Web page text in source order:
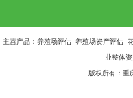
主营产品：养殖场评估 养殖场资产评估
业整体
版权所有：重